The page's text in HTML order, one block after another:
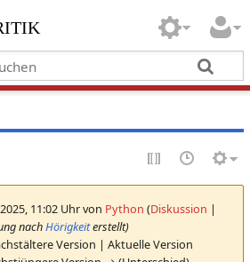
11:02 Uhr von Python (Diskussion |
nachHörigkeiterstellt)
Version | Aktuelle Version